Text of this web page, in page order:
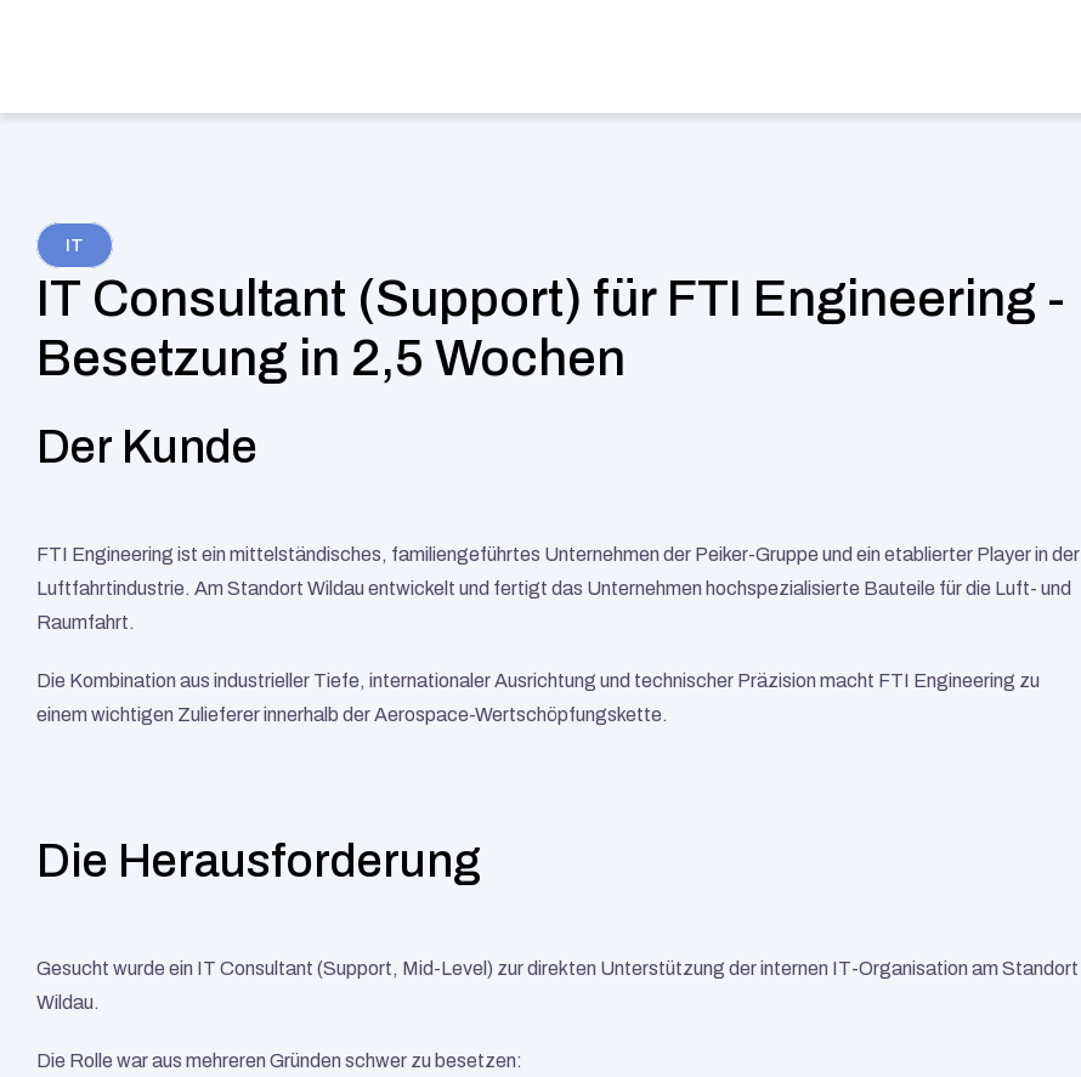
IT
IT Consultant (Support) für FTI Engineering -
Besetzung in 2,5 Wochen
Der Kunde
FTI Engineering ist ein mittelständisches, familiengeführtes Unternehmen der Peiker-Gruppe und ein etablierter Player in der
Luftfahrtindustrie. Am Standort Wildau entwickelt und fertigt das Unternehmen hochspezialisierte Bauteile für die Luft- und
Raumfahrt.
Die Kombination aus industrieller Tiefe, internationaler Ausrichtung und technischer Präzision macht FTI Engineering zu
einem wichtigen Zulieferer innerhalb der Aerospace-Wertschöpfungskette.
Die Herausforderung
Gesucht wurde ein IT Consultant (Support, Mid-Level) zur direkten Unterstützung der internen IT-Organisation am Standort
Wildau.
Die Rolle war aus mehreren Gründen schwer zu besetzen: